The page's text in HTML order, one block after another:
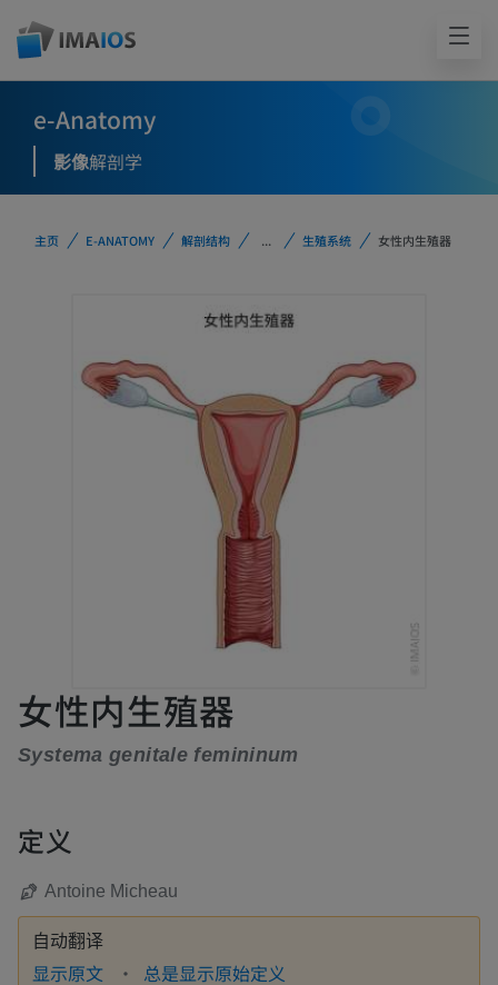
e-Anatomy
影像解剖学
主页 E-ANATOMY 解剖结构 ... 生殖系统 女性内生殖器
女性内生殖器
Systema genitale femininum
定义
Antoine Micheau
自动翻译
显示原文 总是显示原始定义